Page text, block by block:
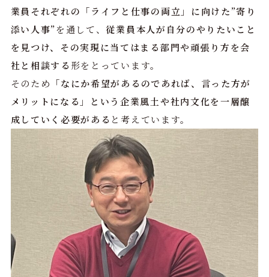
業員それぞれの「ライフと仕事の両立」に向けた”寄り
添い人事”を通して、従業員本人が自分のやりたいこと
を見つけ、その実現に当てはまる部門や頑張り方を会
社と相談する 形をとっています。
そのため 「なにか希望があるのであれば、言った方が
メリットになる」という企業風土や社内文化を一層醸
成していく必要がある と考えています。